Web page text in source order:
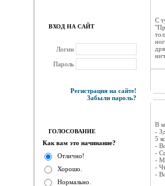
ВХОД НА САЙТ
Логин
Пароль
Регистрация на сайте!
Забыли пароль?
ГОЛОСОВАНИЕ
Как вам это начинание?
Отлично!
Хорошо.
Нормально.
С
В
-
5
-
-
-
-
-